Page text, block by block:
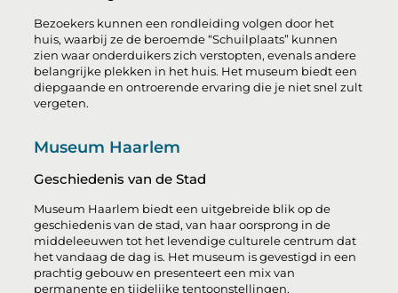
Bezoekers kunnen een rondleiding volgen door het
huis, waarbij ze de beroemde “Schuilplaats” kunnen
zien waar onderduikers zich verstopten, evenals andere
belangrijke plekken in het huis. Het museum biedt een
diepgaande en ontroerende ervaring die je niet snel zult
vergeten.
Museum Haarlem
Geschiedenis van de Stad
Museum Haarlem biedt een uitgebreide blik op de
geschiedenis van de stad, van haar oorsprong in de
middeleeuwen tot het levendige culturele centrum dat
het vandaag de dag is. Het museum is gevestigd in een
prachtig gebouw en presenteert een mix van
permanente en tijdelijke tentoonstellingen.